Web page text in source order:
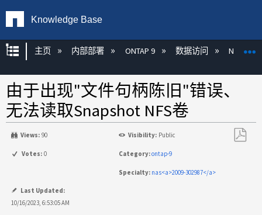
Knowledge Base
扩展/隐缩全局层次
主页 内部部署 ONTAP 9 数据访问 NAS
由于出现"文件句柄陈旧"错误、
无法读取Snapshot NFS卷
Views: 90 Visibility: Public
Votes: 0 Category:ontap-9
Specialty: nas<a>2009-302987</a>
Last Updated:
10/16/2023, 6:53:05 AM